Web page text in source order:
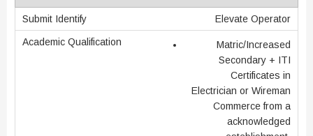
Elevate Operator
Matric/Increased
Secondary + ITI
Certificates in
Electrician or Wireman
Commerce from a
acknowledged